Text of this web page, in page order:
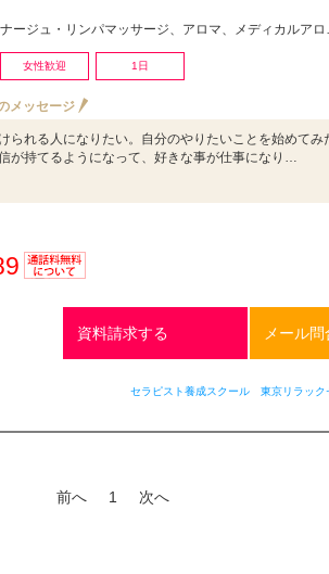
ンパマッサージ、アロマ、メディカルアロマ、ハーブ・ハーバルセラピー、タラソテラピー、リラクゼーショ…
女性歓迎 1日
メッセージ
られる人になりたい。自分のやりたいことを始めてみ
が持てるようになって、好きな事が仕事になり…
無料
資料請求する メール
セラピスト養成スクール 東京リラック
前へ 1 次へ